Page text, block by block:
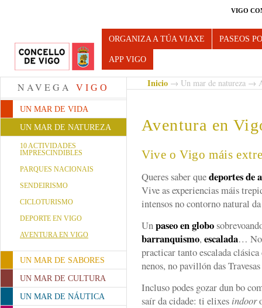
VIGO
Turismo de Vigo
ORGANIZA A TÚA VIAXE PASEOS
APP VIGO
NAVEGA VIGO
UN MAR DE VIDA
UN MAR DE NATUREZA
10 ACTIVIDADES
IMPRESCINDIBLES
PARQUES NACIONAIS
SENDEIRISMO
CICLOTURISMO
DEPORTE EN VIGO
AVENTURA EN VIGO
UN MAR DE SABORES
UN MAR DE CULTURA
UN MAR DE NÁUTICA
Inicio → Un mar de natureza →
Aventura en
Vive o Vigo máis
Queres saber quedeportes de
Vive as experiencias máis
intensos no contorno natural
Unpaseo en globo
barranquismo, escalada… No
practicar tanto escalada
nenos, no pavillón das
Incluso podes gozar dun bo
saír da cidade: ti elixes indoor